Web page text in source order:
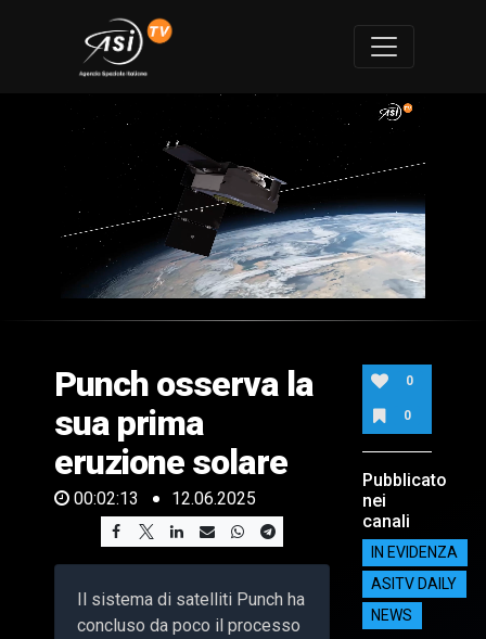
of
13
seconds
Punch osserva la
sua prima
eruzione solare
00:02:13 12.06.2025
Il sistema di satelliti Punch ha
concluso da poco il processo
0
0
Pubblicato
nei
canali
IN EVIDENZA
ASITV DAILY
NEWS